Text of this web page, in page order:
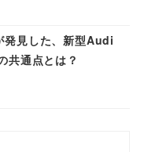
発見した、新型Audi
共通点とは？